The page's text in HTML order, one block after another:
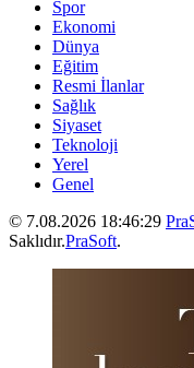
Spor
Ekonomi
Dünya
Eğitim
Resmi İlanlar
Sağlık
Siyaset
Teknoloji
Yerel
Genel
© 7.08.2026 18:46:29
Saklıdır.PraSoft.